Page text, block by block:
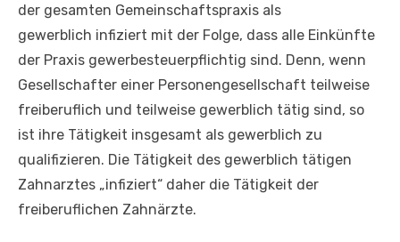
der gesamten Gemeinschaftspraxis als
gewerblich infiziert mit der Folge, dass alle Einkünfte
der Praxis gewerbesteuerpflichtig sind. Denn, wenn
Gesellschafter einer Personengesellschaft teilweise
freiberuflich und teilweise gewerblich tätig sind, so
ist ihre Tätigkeit insgesamt als gewerblich zu
qualifizieren. Die Tätigkeit des gewerblich tätigen
Zahnarztes „infiziert“ daher die Tätigkeit der
freiberuflichen Zahnärzte.